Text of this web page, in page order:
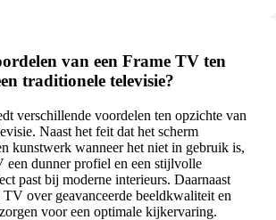
van een Frame TV ten
traditionele televisie?
verschillende voordelen ten opzichte van
Naast het feit dat het scherm
kunstwerk wanneer het niet in gebruik is,
een dunner profiel en een stijlvolle
past bij moderne interieurs. Daarnaast
TV over geavanceerde beeldkwaliteit en
voor een optimale kijkervaring.